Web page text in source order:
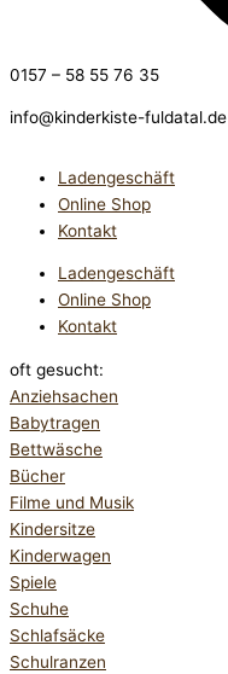
0157 – 58 55 76 35
info@kinderkiste-fuldatal.de
Ladengeschäft
Online Shop
Kontakt
Ladengeschäft
Online Shop
Kontakt
oft gesucht:
Anziehsachen
Babytragen
Bettwäsche
Bücher
Filme und Musik
Kindersitze
Kinderwagen
Spiele
Schuhe
Schlafsäcke
Schulranzen